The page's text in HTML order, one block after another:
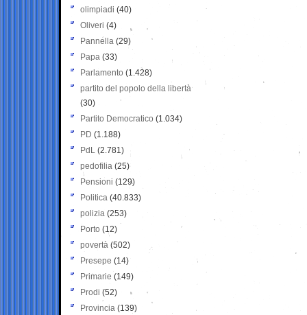
olimpiadi (40)
Oliveri (4)
Pannella (29)
Papa (33)
Parlamento (1.428)
partito del popolo della libertà
(30)
Partito Democratico (1.034)
PD (1.188)
PdL (2.781)
pedofilia (25)
Pensioni (129)
Politica (40.833)
polizia (253)
Porto (12)
povertà (502)
Presepe (14)
Primarie (149)
Prodi (52)
Provincia (139)